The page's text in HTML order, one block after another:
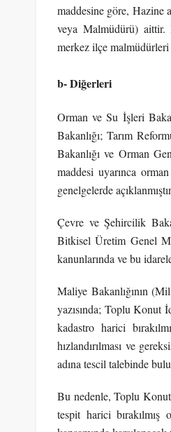
maddesine göre, Hazine
veya Malmüdürü)
merkez ilçe
b- Diğerleri
Orman ve Su İşleri
Bakanlığı; Tarım
Bakanlığı ve Orman
maddesi uyarınca
genelgelerde
Çevre ve Şehircilik
Bitkisel Üretim Genel
kanunlarında ve bu
Maliye Bakanlığının
yazısında; Toplu Konut
kadastro harici
hızlandırılması ve
adına tescil talebinde
Bu nedenle, Toplu Konut
tespit harici